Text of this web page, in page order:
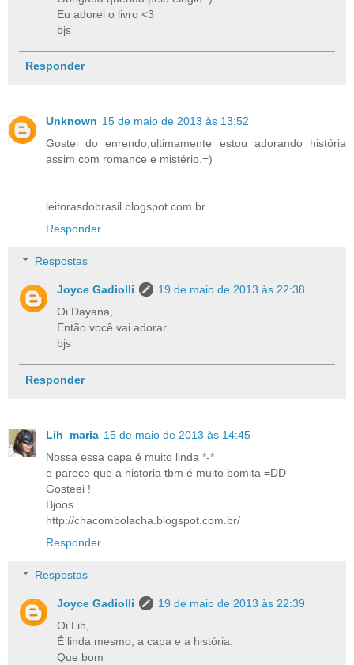
Eu adorei o livro <3
bjs
Responder
Unknown 15 de maio de 2013 às 13:52
Gostei do enrendo,ultimamente estou adorando história
assim com romance e mistério.=)
leitorasdobrasil.blogspot.com.br
Responder
Respostas
Joyce Gadiolli
19 de maio de 2013 às 22:38
Oi Dayana,
Então você vai adorar.
bjs
Responder
Lih_maria 15 de maio de 2013 às 14:45
Nossa essa capa é muito linda *-*
e parece que a historia tbm é muito bomita =DD
Gosteei !
Bjoos
http://chacombolacha.blogspot.com.br/
Responder
Respostas
Joyce Gadiolli
19 de maio de 2013 às 22:39
Oi Lih,
É linda mesmo, a capa e a história.
Que bom